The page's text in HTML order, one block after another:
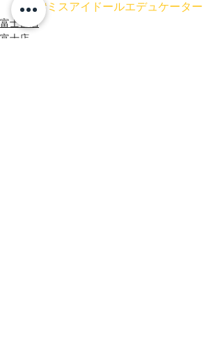
静岡
#ミスアイドールエデュケーター
富士宮店
富士店